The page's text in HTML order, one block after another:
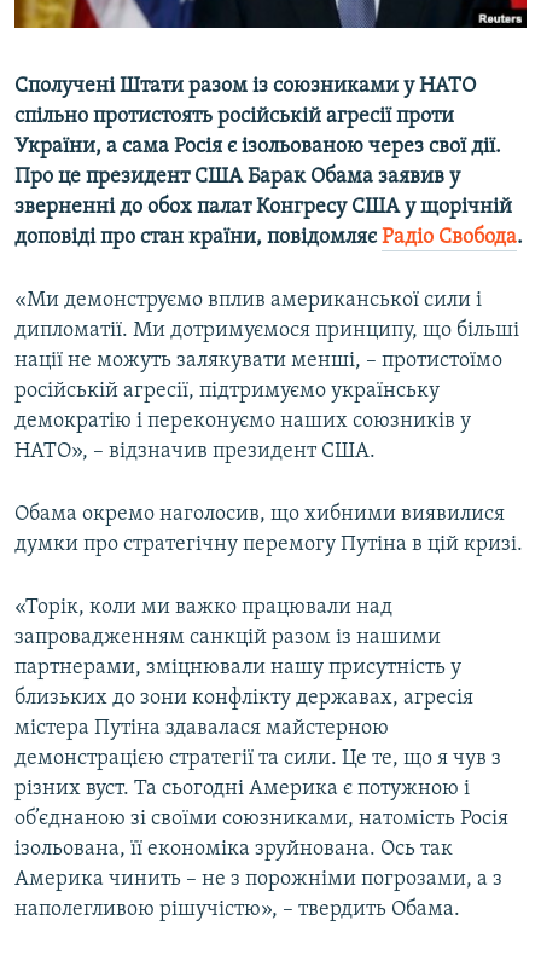
УКРАЇНСЬКА ПРОБЛЕМА КРИМУ
Усі сайти RFE/RL
Сполучені Штати разом із союзниками у НАТО
спільно протистоять російській агресії проти
України, а сама Росія є ізольованою через свої дії.
Про це президент США Барак Обама заявив у
зверненні до обох палат Конгресу США у щорічній
доповіді про стан країни, повідомляєРадіо Свобода.
«Ми демонструємо вплив американської сили і
дипломатії. Ми дотримуємося принципу, що більші
нації не можуть залякувати менші, – протистоїмо
російській агресії, підтримуємо українську
демократію і переконуємо наших союзників у
НАТО», – відзначив президент США.
Обама окремо наголосив, що хибними виявилися
думки про стратегічну перемогу Путіна в цій кризі.
«Торік, коли ми важко працювали над
запровадженням санкцій разом із нашими
партнерами, зміцнювали нашу присутність у
близьких до зони конфлікту державах, агресія
містера Путіна здавалася майстерною
демонстрацією стратегії та сили. Це те, що я чув з
різних вуст. Та сьогодні Америка є потужною і
об’єднаною зі своїми союзниками, натомість Росія
ізольована, її економіка зруйнована. Ось так
Америка чинить – не з порожніми погрозами, а з
наполегливою рішучістю», – твердить Обама.